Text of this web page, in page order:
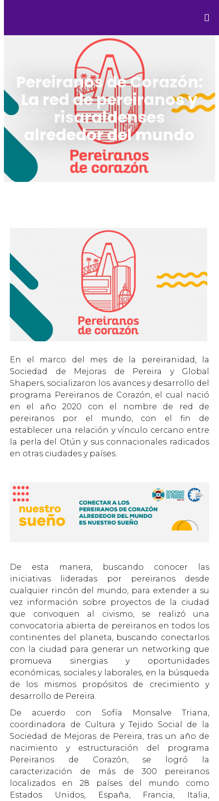
Pereiranos de Corazón:
La red de pereiranos y
risaraldenses
alrededor del mundo
En el marco del mes de la pereiranidad, la
Sociedad de Mejoras de Pereira y Global
Shapers, socializaron los avances y desarrollo del
programa Pereiranos de Corazón, el cual nació
en el año 2020 con el nombre de red de
pereiranos por el mundo, con el fin de
establecer una relación y vínculo cercano entre
la perla del Otún y sus connacionales radicados
en otras ciudades y países.
De esta manera, buscando conocer las
iniciativas lideradas por pereiranos desde
cualquier rincón del mundo, para extender a su
vez información sobre proyectos de la ciudad
que convoquen al civismo, se realizó una
convocatoria abierta de pereiranos en todos los
continentes del planeta, buscando conectarlos
con la ciudad para generar un networking que
promueva sinergias y oportunidades
económicas, sociales y laborales, en la búsqueda
de los mismos propósitos de crecimiento y
desarrollo de Pereira.
De acuerdo con Sofía Monsalve Triana,
coordinadora de Cultura y Tejido Social de la
Sociedad de Mejoras de Pereira, tras un año de
nacimiento y estructuración del programa
Pereiranos de Corazón, se logró la
caracterización de más de 300 pereiranos
localizados en 28 países del mundo como
Estados Unidos, España, Francia, Italia,